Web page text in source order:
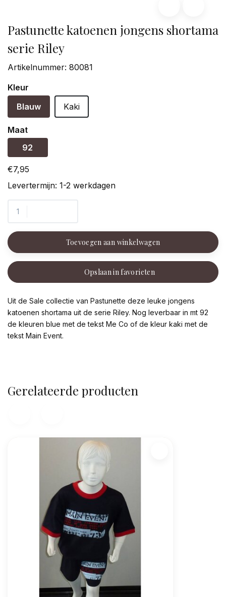
Pastunette katoenen jongens shortama
serie Riley
Artikelnummer: 80081
Kleur
Blauw
Kaki
Maat
92
€7,95
Levertermijn: 1-2 werkdagen
Toevoegen aan winkelwagen
Opslaan in favorieten
Uit de Sale collectie van Pastunette deze leuke jongens
katoenen shortama uit de serie Riley. Nog leverbaar in mt 92
de kleuren blue met de tekst Me Co of de kleur kaki met de
tekst Main Event.
Gerelateerde producten